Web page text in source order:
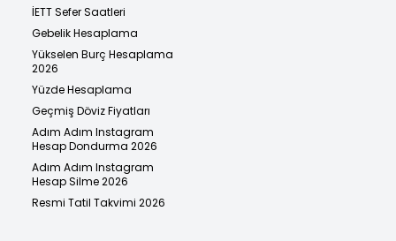
İETT Sefer Saatleri
Gebelik Hesaplama
Yükselen Burç Hesaplama
2026
Yüzde Hesaplama
Geçmiş Döviz Fiyatları
Adım Adım Instagram
Hesap Dondurma 2026
Adım Adım Instagram
Hesap Silme 2026
Resmi Tatil Takvimi 2026